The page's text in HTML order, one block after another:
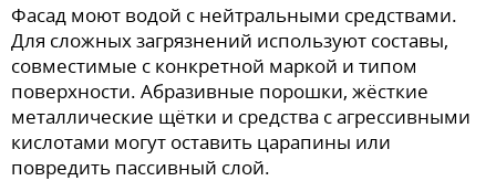
Фасад моют водой с нейтральными средствами.
Для сложных загрязнений используют составы,
совместимые с конкретной маркой и типом
поверхности. Абразивные порошки, жёсткие
металлические щётки и средства с агрессивными
кислотами могут оставить царапины или
повредить пассивный слой.